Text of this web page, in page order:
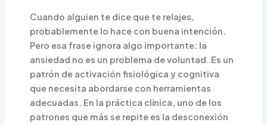
Cuando alguien te dice que te relajes,
probablemente lo hace con buena intención.
Pero esa frase ignora algo importante: la
ansiedad no es un problema de voluntad. Es un
patrón de activación fisiológica y cognitiva
que necesita abordarse con herramientas
adecuadas. En la práctica clínica, uno de los
patrones que más se repite es la desconexión